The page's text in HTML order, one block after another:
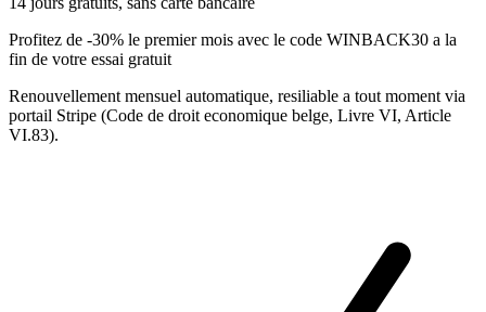
Profitez de -30% le premier mois avec le code WINBACK30 a la
fin de votre essai gratuit
Renouvellement mensuel automatique, resiliable a tout moment via
portail Stripe (Code de droit economique belge, Livre VI, Article
VI.83).